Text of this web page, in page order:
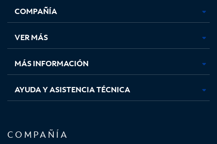
abre
en
pestaña
nueva
abre
en
pestaña
nueva
abre
en
pestaña
nueva
en
nueva
COMPAÑÍA
VER MÁS
MÁS INFORMACIÓN
AYUDA Y ASISTENCIA TÉCNICA
COMPAÑÍA